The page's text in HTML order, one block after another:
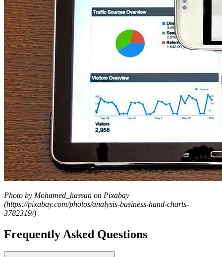
Photo by Mohamed_hassan on Pixabay
(https://pixabay.com/photos/analysis-business-hand-charts-
3782319/)
Frequently Asked Questions